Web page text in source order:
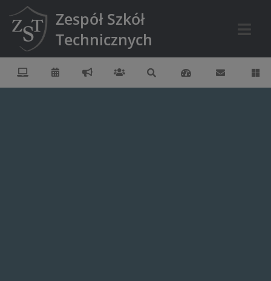
Zespół Szkół
Technicznych